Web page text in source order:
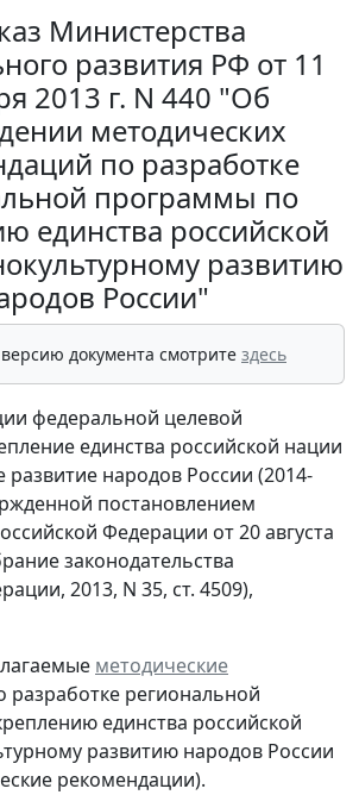
Министерства
развития РФ от 11
2013 г. N 440 "Об
методических
по разработке
программы по
единства российской
развитию
России"
документа смотрите здесь
федеральной целевой
единства российской нации
развитие народов России (2014-
постановлением
Федерации от 20 августа
законодательства
2013, N 35, ст. 4509),
методические
разработке региональной
единства российской
развитию народов России
рекомендации).